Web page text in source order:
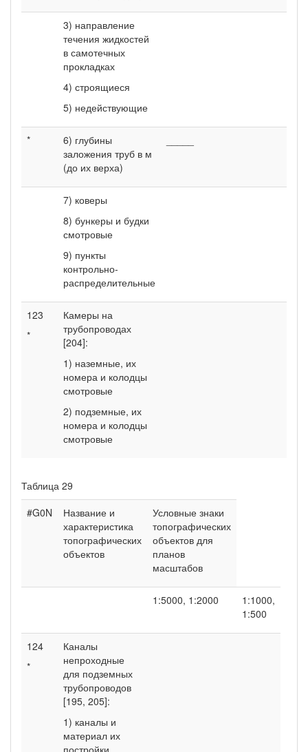
3) направление
течения жидкостей
в самотечных
прокладках
4) строящиеся
5) недействующие
*
6) глубины
заложения труб в м
(до их верха)
7) коверы
8) бункеры и будки
смотровые
9) пункты
контрольно-
распределительные
123
*
Камеры на
трубопроводах
[204]:
1) наземные, их
номера и колодцы
смотровые
2) подземные, их
номера и колодцы
смотровые
Таблица 29
#G0N
Название и
характеристика
топографических
объектов
Условные знаки
топографических
объектов для
планов
масштабов
1:5000, 1:2000
1:1000,
1:500
124
*
Каналы
непроходные
для подземных
трубопроводов
[195, 205]:
1) каналы и
материал их
постройки